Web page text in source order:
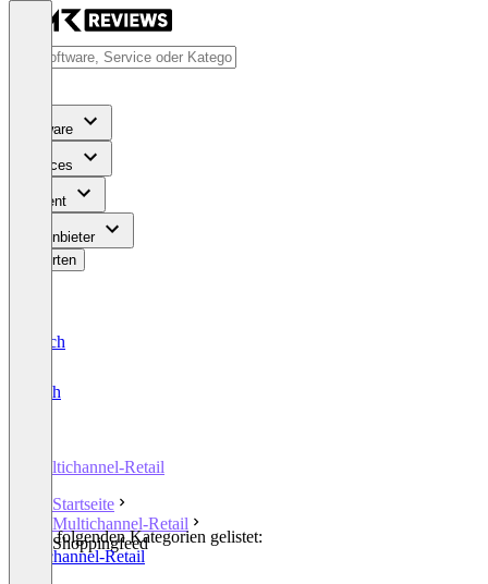
Software
Services
Content
Für Anbieter
Bewerten
Deutsch
English
Multichannel-Retail
Startseite
Multichannel-Retail
Shoppingfeed
In den folgenden Kategorien gelistet:
Multichannel-Retail